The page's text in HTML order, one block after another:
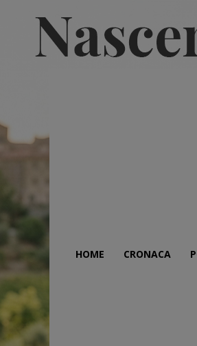
HOME CRONACA